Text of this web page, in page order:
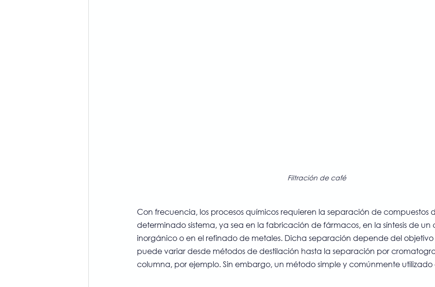
Filtración de café
Con frecuencia, los procesos químicos requieren la separación de compuestos
determinado sistema, ya sea en la fabricación de fármacos, en la síntesis de un
inorgánico o en el refinado de metales. Dicha separación depende del
puede variar desde métodos de destilación hasta la separación por
columna, por ejemplo. Sin embargo, un método simple y comúnmente utilizado